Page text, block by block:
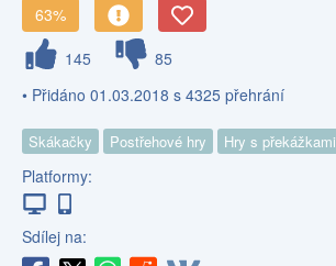
63%
145
85
• Přidáno 01.03.2018 s 4325 přehrání
Skákačky Postřehové hry Hry s překážkami
Platformy:
Sdílej na: